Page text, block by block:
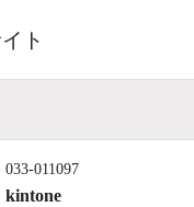
ト
033-011097
kintone